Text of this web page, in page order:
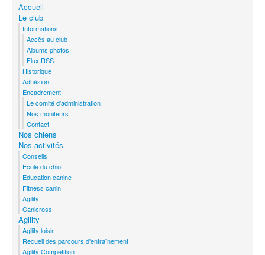
Accueil
Le club
Informations
Accès au club
Albums photos
Flux RSS
Historique
Adhésion
Encadrement
Le comité d'administration
Nos moniteurs
Contact
Nos chiens
Nos activités
Conseils
Ecole du chiot
Education canine
Fitness canin
Agility
Canicross
Agility
Agility loisir
Recueil des parcours d'entraînement
Agility Compétition